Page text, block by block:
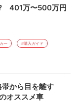
401万〜500万円
ー #購入ガイド
から目を離す
オススメ車